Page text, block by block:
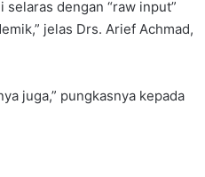
dengan “raw input”
jelas Drs. Arief Achmad,
juga,” pungkasnya kepada